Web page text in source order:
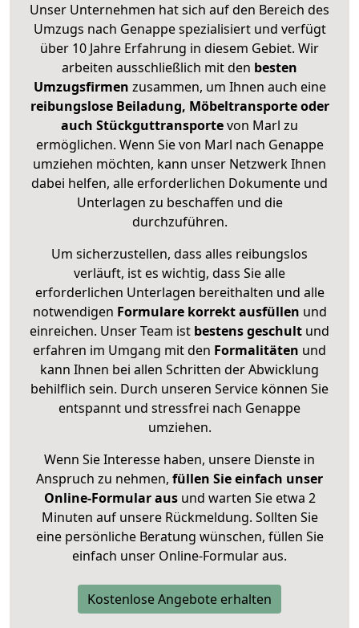
Unser Unternehmen hat sich auf den Bereich des
Umzugs nach Genappe spezialisiert und verfügt
über 10 Jahre Erfahrung in diesem Gebiet. Wir
arbeiten ausschließlich mit den besten
Umzugsfirmen zusammen, um Ihnen auch eine
reibungslose Beiladung, Möbeltransporte oder
auch Stückguttransportevon Marl zu
ermöglichen. Wenn Sie von Marl nach Genappe
umziehen möchten, kann unser Netzwerk Ihnen
dabei helfen, alle erforderlichen Dokumente und
Unterlagen zu beschaffen und die
durchzuführen.
Um sicherzustellen, dass alles reibungslos
verläuft, ist es wichtig, dass Sie alle
erforderlichen Unterlagen bereithalten und alle
notwendigen Formulare korrekt ausfüllen und
einreichen. Unser Team ist bestens geschult und
erfahren im Umgang mit den Formalitäten und
kann Ihnen bei allen Schritten der Abwicklung
behilflich sein. Durch unseren Service können Sie
entspannt und stressfrei nach Genappe
umziehen.
Wenn Sie Interesse haben, unsere Dienste in
Anspruch zu nehmen, füllen Sie einfach unser
Online-Formular ausund warten Sie etwa 2
Minuten auf unsere Rückmeldung. Sollten Sie
eine persönliche Beratung wünschen, füllen Sie
einfach unser Online-Formular aus.
Kostenlose Angebote erhalten